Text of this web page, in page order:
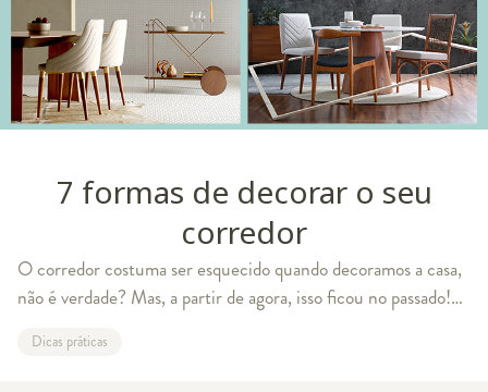
7 formas de decorar o seu
corredor
O corredor costuma ser esquecido quando decoramos a casa,
não é verdade? Mas, a partir de agora, isso ficou no passado!
por isso, viemos mo
Dicas práticas